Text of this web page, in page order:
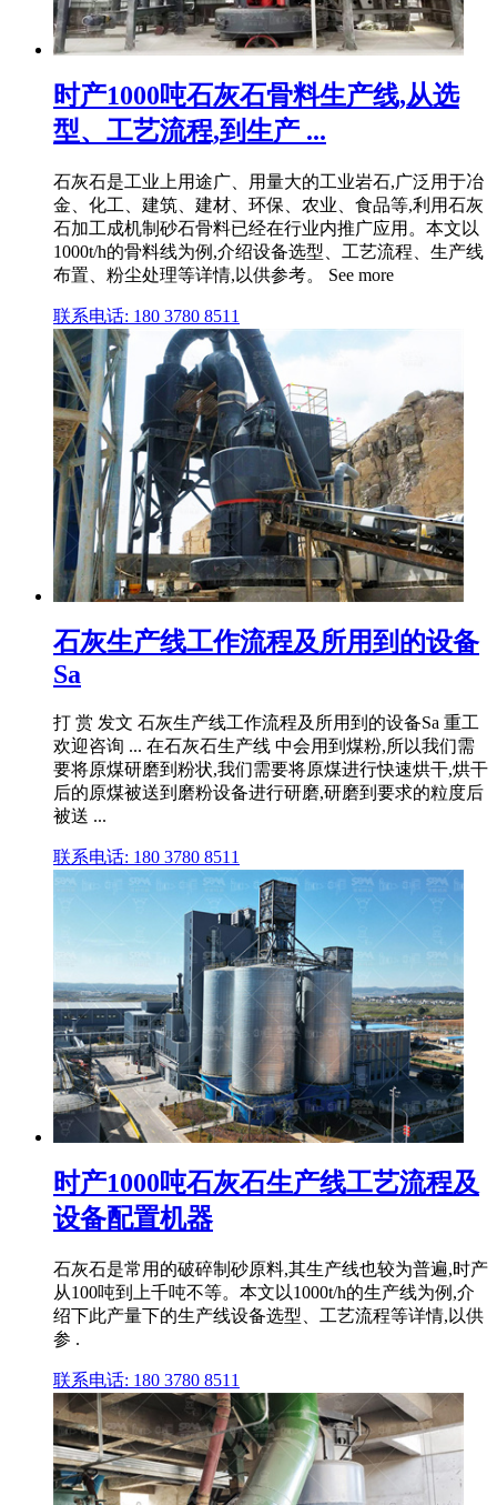
时产1000吨石灰石骨料生产线,从选
型、工艺流程,到生产 ...
石灰石是工业上用途广、用量大的工业岩石,广泛用于冶
金、化工、建筑、建材、环保、农业、食品等,利用石灰
石加工成机制砂石骨料已经在行业内推广应用。本文以
1000t/h的骨料线为例,介绍设备选型、工艺流程、生产线
布置、粉尘处理等详情,以供参考。 See more
联系电话: 180 3780 8511
石灰生产线工作流程及所用到的设备
Sa
打 赏 发文 石灰生产线工作流程及所用到的设备Sa 重工
欢迎咨询 ... 在石灰石生产线 中会用到煤粉,所以我们需
要将原煤研磨到粉状,我们需要将原煤进行快速烘干,烘干
后的原煤被送到磨粉设备进行研磨,研磨到要求的粒度后
被送 ...
联系电话: 180 3780 8511
时产1000吨石灰石生产线工艺流程及
设备配置机器
石灰石是常用的破碎制砂原料,其生产线也较为普遍,时产
从100吨到上千吨不等。本文以1000t/h的生产线为例,介
绍下此产量下的生产线设备选型、工艺流程等详情,以供
参 .
联系电话: 180 3780 8511